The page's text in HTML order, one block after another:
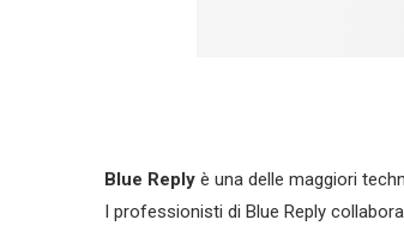
Blue Reply è una delle maggiori
I professionisti di Blue Reply